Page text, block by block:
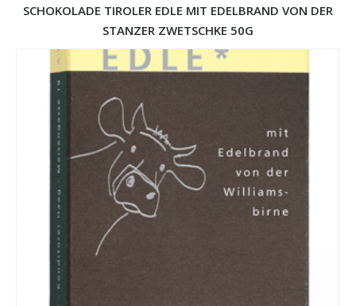
SCHOKOLADE TIROLER EDLE MIT EDELBRAND VON DER
STANZER ZWETSCHKE 50G